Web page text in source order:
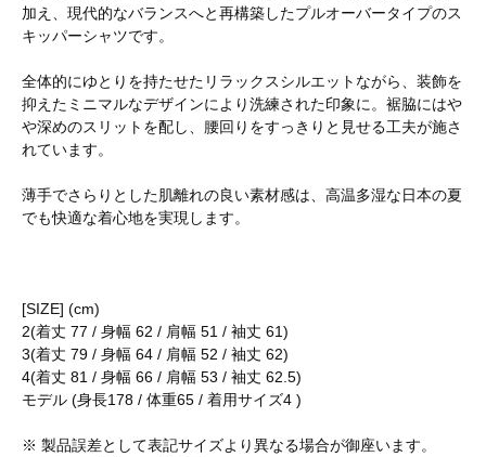
加え、現代的なバランスへと再構築したプルオーバータイプのス
キッパーシャツです。
全体的にゆとりを持たせたリラックスシルエットながら、装飾を
抑えたミニマルなデザインにより洗練された印象に。裾脇にはや
や深めのスリットを配し、腰回りをすっきりと見せる工夫が施さ
れています。
薄手でさらりとした肌離れの良い素材感は、高温多湿な日本の夏
でも快適な着心地を実現します。
[SIZE] (cm)
2(着丈 77 / 身幅 62 / 肩幅 51 / 袖丈 61)
3(着丈 79 / 身幅 64 / 肩幅 52 / 袖丈 62)
4(着丈 81 / 身幅 66 / 肩幅 53 / 袖丈 62.5)
モデル (身長178 / 体重65 / 着用サイズ4 )
※ 製品誤差として表記サイズより異なる場合が御座います。